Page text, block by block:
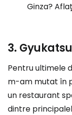
Ginza?
3.
Pentru ultimele
m-am mutat în
un restaurant
dintre